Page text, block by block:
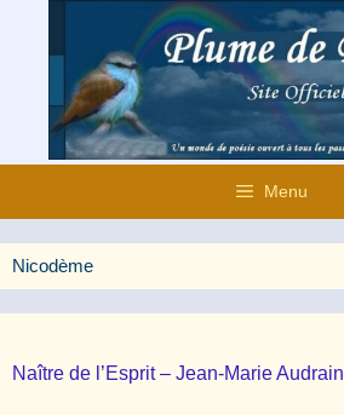
contenu
Menu
Nicodème
Naître de l’Esprit – Jean-Marie Audrain